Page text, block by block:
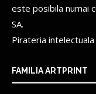
este posibila numai
SA.
Pirateria
FAMILIA ARTPRINT